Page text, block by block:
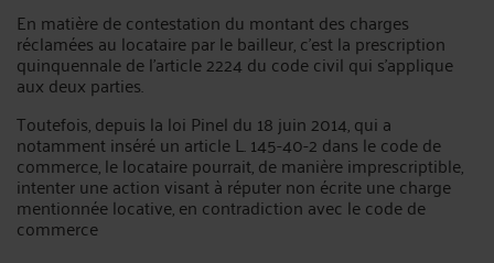
En matière de contestation du montant des charges
réclamées au locataire par le bailleur, c'est la prescription
quinquennale de l'article 2224 du code civil qui s'applique
aux deux parties.
Toutefois, depuis la loi Pinel du 18 juin 2014, qui a
notamment inséré un article L. 145-40-2 dans le code de
commerce, le locataire pourrait, de manière imprescriptible,
intenter une action visant à réputer non écrite une charge
mentionnée locative, en contradiction avec le code de
commerce